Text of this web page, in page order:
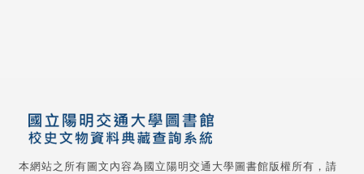
本網站之所有圖文內容為國立陽明交通大學圖書館版權所有，請